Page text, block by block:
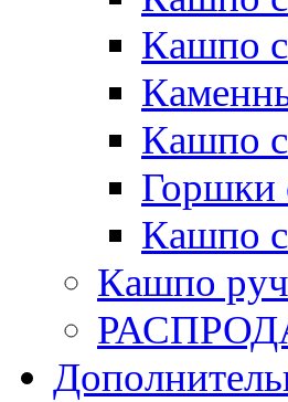
Кашпо
Кашпо
Горшки
Кашпо
Кашпо